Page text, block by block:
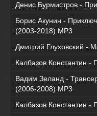
Денис Бурмистров -
Борис Акунин -
(2003-2018) МР3
Дмитрий Глуховский -
Калбазов Константин -
Вадим Зеланд -
(2006-2008) MP3
Калбазов Константин